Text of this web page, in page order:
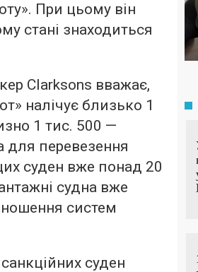
При цьому він
стані знаходиться
Clarksons вважає,
налічує близько 1
1 тис. 500 —
для перевезення
суден вже понад 20
судна вже
систем
суден